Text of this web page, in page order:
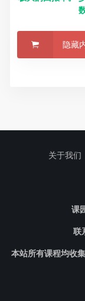
隐藏
关于我们
课
联
本站所有课程均收